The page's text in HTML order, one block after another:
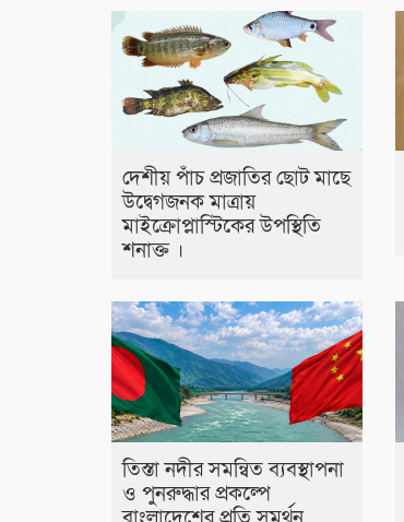
দেশীয় পাঁচ প্রজাতির ছোট মাছে
উদ্বেগজনক মাত্রায়
মাইক্রোপ্লাস্টিকের উপস্থিতি
শনাক্ত ।
তিস্তা নদীর সমন্বিত ব্যবস্থাপনা
ও পুনরুদ্ধার প্রকল্পে